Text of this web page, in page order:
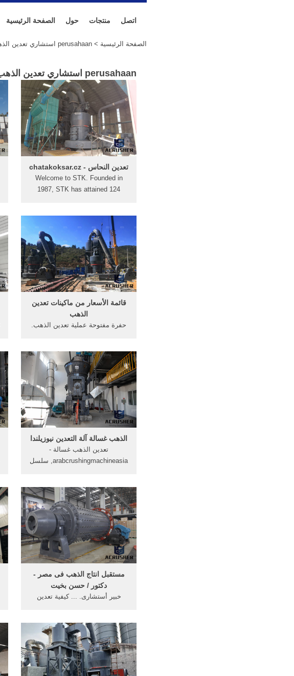
الصفحة الرئيسية حول منتجات اتصل
الصفحة الرئيسية > perusahaan استشاري تعدين الذهب
perusahaan استشاري تعدين الذهب المقدمة(
تعدين النحاس - chatakoksar.cz
Welcome to STK. Founded in
1987, STK has attained 124
years. 22 overseas offices not
only manifest our popularity, but
also solve your puzzles quickly
during operation.
قائمة الأسعار من ماكينات تعدين
الذهب
حفرة مفتوحة عملية تعدين الذهب.
الذهب في العالم، التي . [الدردشة
على الانترنت] بيوت للبيع الحاجر
العامرات - استشاري
الذهب غسالة آلة التعدين نيوزيلندا
تعدين الذهب غسالة -
arabcrushingmachineasia, سلسل
فيمصرحل التعدين, آلة سحق
النحاس في نيوزيلندا آلة, الذهب
معدات التعدين تعرف على . ...
استشاري الصفحة ...
مستقبل انتاج الذهب فى مصر -
دكتور / حسن بخيت
خبير أستشارى. ... كيفية تعدين
الحصول على الذهب بخطوتين
ضروريتين هما: 1- الحصول على
الخام 2- فصل الذهب عن الخام.
وفي أغلب عمليات ...